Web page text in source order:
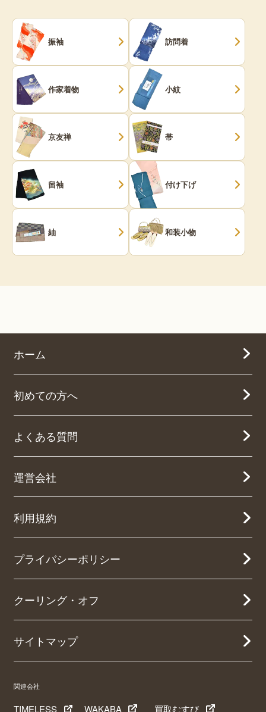
振袖 訪問着
作家着物 小紋
京友禅 帯
留袖 付け下げ
紬 和装小物
ホーム
初めての方へ
よくある質問
運営会社
利用規約
プライバシーポリシー
クーリング・オフ
サイトマップ
関連会社
TIMELESS WAKABA 買取むすび